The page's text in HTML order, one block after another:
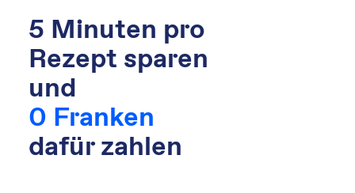
5 Minuten pro
Rezept sparen
und
0 Franken
dafür zahlen